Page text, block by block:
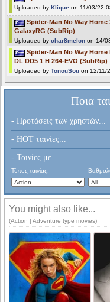
Uploaded by Klique on 11/03/22
Spider-Man No Way Home
GalaxyRG (SubRip)
Uploaded by char8melon on 14/
Spider-Man No Way Home
DL DD5 1 H 264-EVO (SubRip)
Uploaded by TonouSou on 12/11/
Ποια
- Προτάσεις των χρηστών...
- HOT ταινίες...
- Ταινίες με...
Τύπος ταινίας:
You might also like...
(Action | Adventure type movies)